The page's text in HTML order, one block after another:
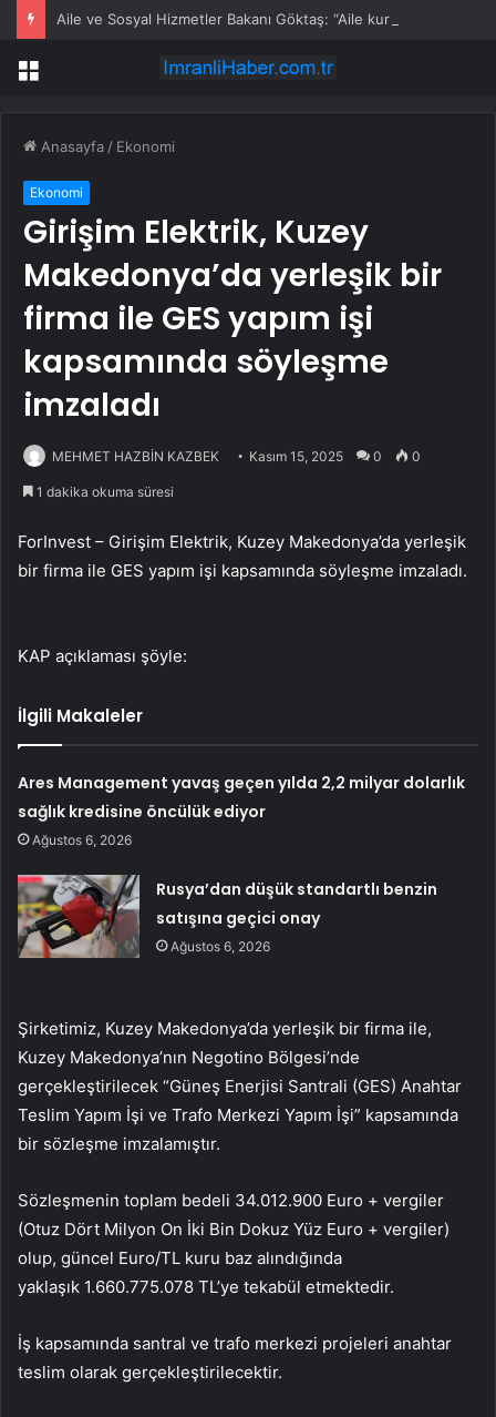
Menü
Anasayfa / Ekonomi
Ekonomi
Girişim Elektrik, Kuzey
Makedonya’da yerleşik bir
firma ile GES yapım işi
kapsamında söyleşme
imzaladı
MEHMET HAZBİN KAZBEK Kasım 15, 2025 0 0
1 dakika okuma süresi
ForInvest – Girişim Elektrik, Kuzey Makedonya’da yerleşik
bir firma ile GES yapım işi kapsamında söyleşme imzaladı.
KAP açıklaması şöyle:
İlgili Makaleler
Ares Management yavaş geçen yılda 2,2 milyar dolarlık
sağlık kredisine öncülük ediyor
Ağustos 6, 2026
Rusya’dan düşük standartlı benzin
satışına geçici onay
Ağustos 6, 2026
Şirketimiz, Kuzey Makedonya’da yerleşik bir firma ile,
Kuzey Makedonya’nın Negotino Bölgesi’nde
gerçekleştirilecek “Güneş Enerjisi Santrali (GES) Anahtar
Teslim Yapım İşi ve Trafo Merkezi Yapım İşi” kapsamında
bir sözleşme imzalamıştır.
Sözleşmenin toplam bedeli 34.012.900 Euro + vergiler
(Otuz Dört Milyon On İki Bin Dokuz Yüz Euro + vergiler)
olup, güncel Euro/TL kuru baz alındığında
yaklaşık 1.660.775.078 TL’ye tekabül etmektedir.
İş kapsamında santral ve trafo merkezi projeleri anahtar
teslim olarak gerçekleştirilecektir.